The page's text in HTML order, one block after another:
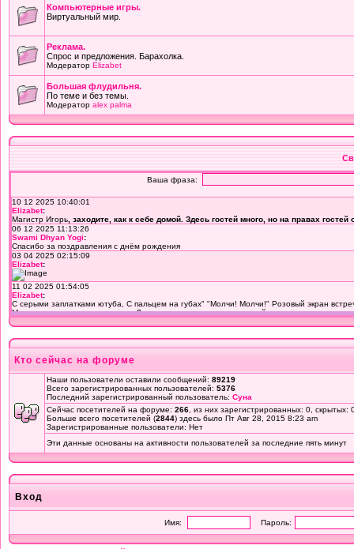
Компьютерные игры.
Виртуальный мир.
Реклама.
Спрос и предложения. Барахолка.
Модератор Elizabet
Большая флудильня.
По теме и без темы.
Модератор alex palma
Кто сейчас на форуме
Наши пользователи оставили сообщений: 89219
Всего зарегистрированных пользователей: 5376
Последний зарегистрированный пользователь: Суна
Сейчас посетителей на форуме: 266 , из них зарегистрированных: 0,
Больше всего посетителей (2844) здесь было Пт Авг 28, 2015 8:23 am
Зарегистрированные пользователи: Нет
Эти данные основаны на активности пользователей за последние пять минут
Вход
Имя: Пароль: